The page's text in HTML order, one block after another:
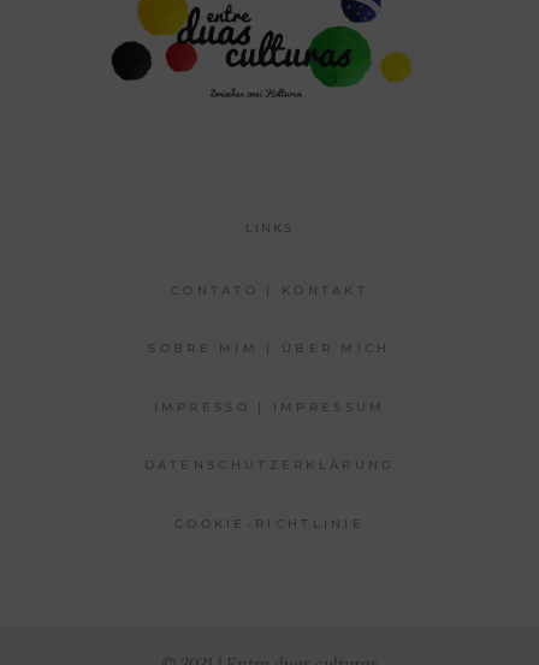
LINKS
CONTATO | KONTAKT
SOBRE MIM | ÜBER MICH
IMPRESSO | IMPRESSUM
DATENSCHUTZERKLÄRUNG
COOKIE-RICHTLINIE